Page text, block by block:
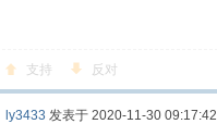
支持 反对
ly3433 发表于 2020-11-30 09:17:42